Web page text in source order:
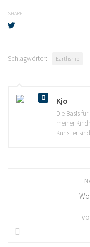
SHARE
Schlagwörter: Earthship
Kjo
Die Basis
meiner
Künstler